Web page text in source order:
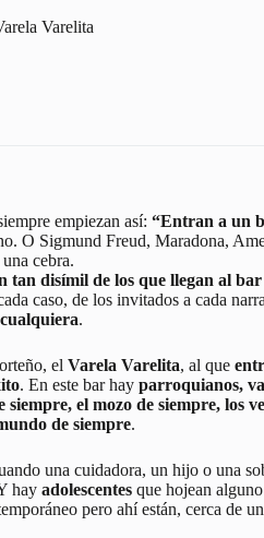
Varelita
empiezan así: “Entran a un
O Sigmund Freud, Maradona,
cebra.
tan disímil de los que llegan al
caso, de los invitados a cada
.
el Varela Varelita, al que
. En este bar hay parroquianos,
el mozo de siempre, los
de siempre.
una cuidadora, un hijo o una
hay adolescentes que hojean
pero ahí están, cerca de